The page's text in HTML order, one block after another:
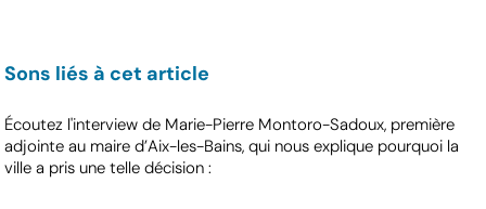
Sons liés à cet article
Écoutez l'interview de Marie-Pierre Montoro-Sadoux, première
adjointe au maire d’Aix-les-Bains, qui nous explique pourquoi la
ville a pris une telle décision :